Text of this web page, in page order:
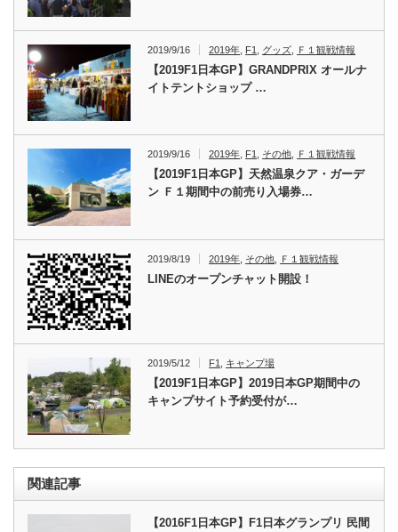
2019/9/16 2019年 F1 グッズ Ｆ１観戦情報
【2019F1日本GP】GRANDPRIX オールナ
イトテントショップ …
2019/9/16 2019年 F1 その他 Ｆ１観戦情報
【2019F1日本GP】天然温泉クア・ガーデ
ン Ｆ１期間中の前売り入場券…
2019/8/19 2019年 その他 Ｆ１観戦情報
LINEのオープンチャット開設！
2019/5/12 F1 キャンプ場
【2019F1日本GP】2019日本GP期間中の
キャンプサイト予約受付が…
関連記事
【2016F1日本GP】F1日本グランプリ 民間